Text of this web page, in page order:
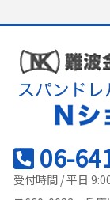
06-
受付時間 / 平日